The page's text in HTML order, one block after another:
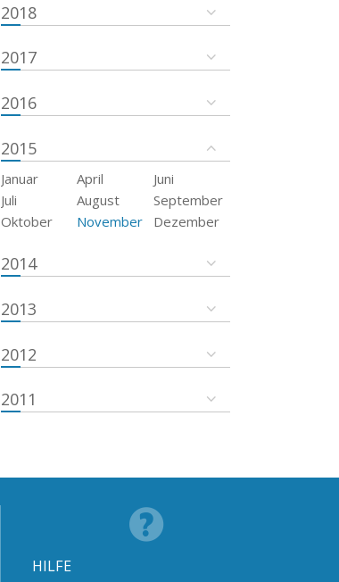
2018
2017
2016
2015
Januar April
Juni
Juli
August
September
Oktober
November Dezember
2014
2013
2012
2011
HILFE